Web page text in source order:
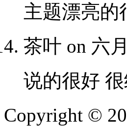
主题漂亮的
茶叶 on 六
说的很好
Copyright ©